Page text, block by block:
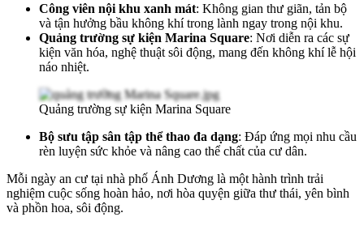
Công viên nội khu xanh mát: Không gian thư giãn, tản bộ
và tận hưởng bầu không khí trong lành ngay trong nội khu.
Quảng trường sự kiện Marina Square: Nơi diễn ra các sự
kiện văn hóa, nghệ thuật sôi động, mang đến không khí lễ hội
náo nhiệt.
Quảng trường sự kiện Marina Square
Bộ sưu tập sân tập thể thao đa dạng: Đáp ứng mọi nhu cầu
rèn luyện sức khỏe và nâng cao thể chất của cư dân.
Mỗi ngày an cư tại nhà phố Ánh Dương là một hành trình trải
nghiệm cuộc sống hoàn hảo, nơi hòa quyện giữa thư thái, yên bình
và phồn hoa, sôi động.